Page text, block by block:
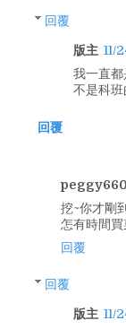
回覆
版主 11/
我一直都
不是科
回覆
挖~你才剛
怎有時間買
回覆
回覆
版主 11/